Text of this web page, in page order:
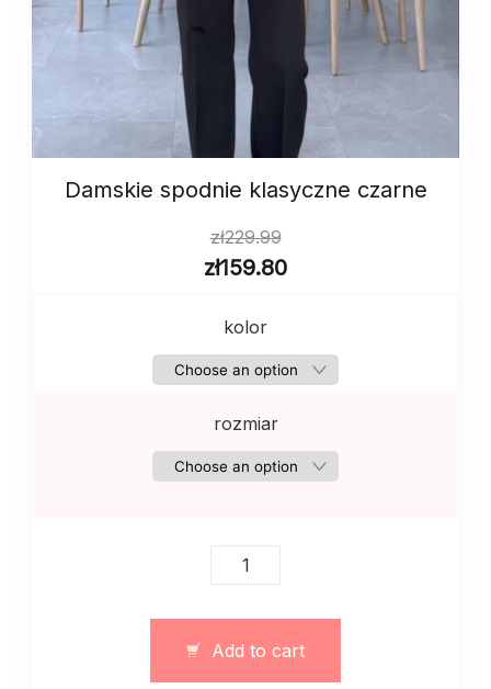
Damskie spodnie klasyczne czarne
zł229.99
zł159.80
kolor
rozmiar
Damskie
quantity
Add to cart